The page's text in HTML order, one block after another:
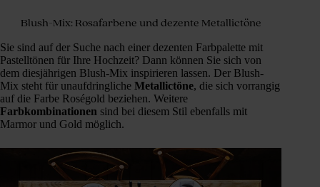
Blush-Mix: Rosafarbene und dezente Metallictöne
Sie sind auf der Suche nach einer dezenten Farbpalette mit
Pastelltönen für Ihre Hochzeit? Dann können Sie sich von
dem diesjährigen Blush-Mix inspirieren lassen. Der Blush-
Mix steht für unaufdringliche Metallictöne, die sich vorrangig
auf die Farbe Roségold beziehen. Weitere
Farbkombinationen sind bei diesem Stil ebenfalls mit
Marmor und Gold möglich.